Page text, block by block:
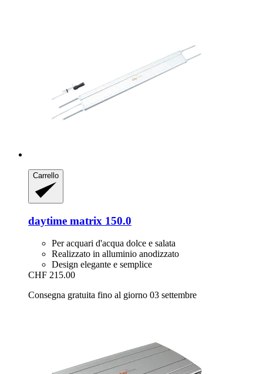
Carrello
daytime matrix 150.0
Per acquari d'acqua dolce e salata
Realizzato in alluminio anodizzato
Design elegante e semplice
CHF 215.00
Consegna gratuita fino al giorno 03 settembre